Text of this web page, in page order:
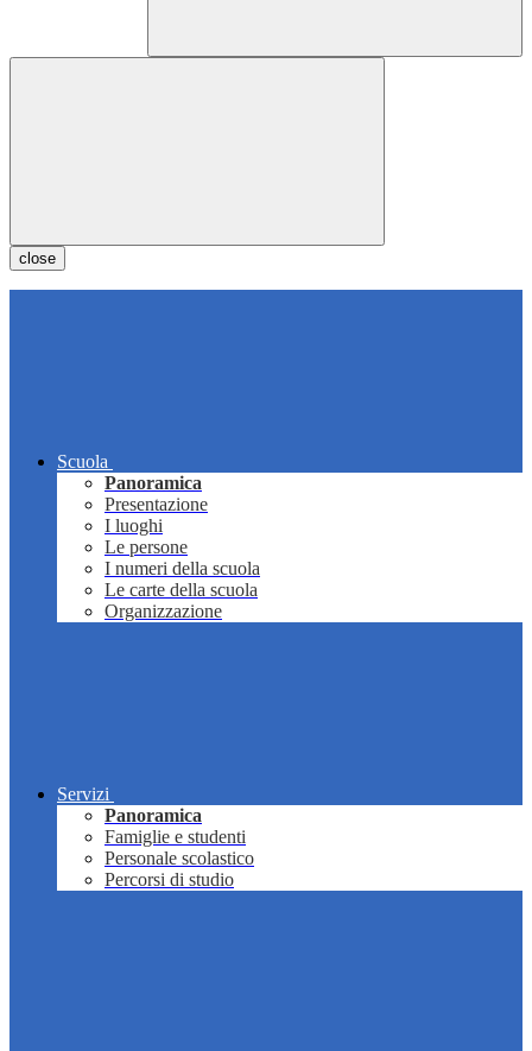
close
Scuola
Panoramica
Presentazione
I luoghi
Le persone
I numeri della scuola
Le carte della scuola
Organizzazione
Servizi
Panoramica
Famiglie e studenti
Personale scolastico
Percorsi di studio